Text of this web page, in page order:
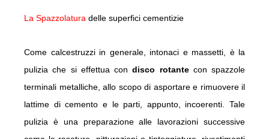
La Spazzolatura delle superfici cementizie
Come calcestruzzi in generale, intonaci e massetti, è la
pulizia che si effettua condisco rotantecon spazzole
terminali metalliche, allo scopo di asportare e rimuovere il
lattime di cemento e le parti, appunto, incoerenti. Tale
pulizia è una preparazione alle lavorazioni successive